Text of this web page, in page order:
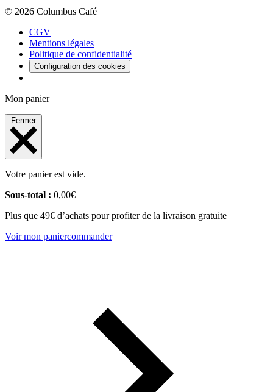
© 2026 Columbus Café
CGV
Mentions légales
Politique de confidentialité
Configuration des cookies
Mon panier
Fermer
Votre panier est vide.
Sous-total : 0,00€
Plus que 49€ d’achats pour profiter de la livraison gratuite
Voir mon paniercommander